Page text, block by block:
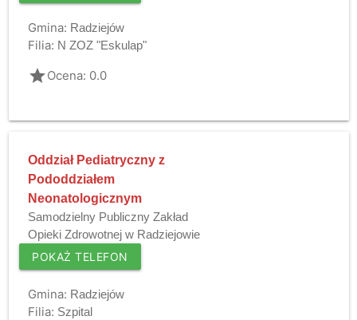
Gmina: Radziejów
Filia: N ZOZ "Eskulap"
gradeOcena: 0.0
Oddział Pediatryczny z
Pododdziałem
Neonatologicznym
Samodzielny Publiczny Zakład
Opieki Zdrowotnej w Radziejowie
POKAŻ TELEFON
Gmina: Radziejów
Filia: Szpital